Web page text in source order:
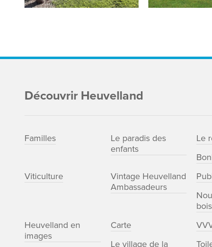
Découvrir Heuvelland
Familles
Le paradis des
enfants
Le
Viticulture
Vintage Heuvelland
Ambassadeurs
Heuvelland en
images
Carte
Le village de la